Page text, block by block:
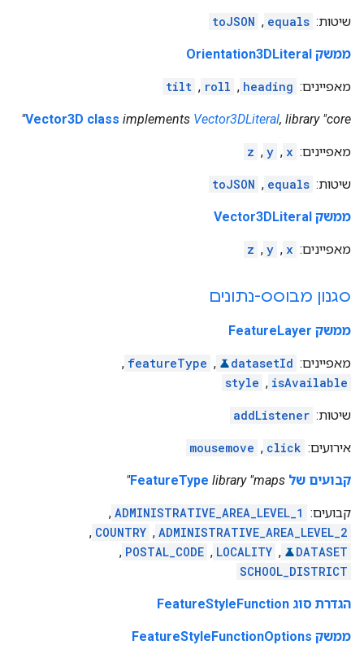
שיטות: equals
,
toJSON
ממשק Orientation3DLiteral
מאפיינים: heading
,
roll
,
tilt
Vector3D class implements Vector3DLiteral, library "core"
מאפיינים: x
,
y
,
z
שיטות: equals
,
toJSON
ממשק Vector3DLiteral
מאפיינים: x
,
y
,
z
סגנון מבוסס-נתונים
ממשק FeatureLayer
מאפיינים: datasetId
,
featureType
,
isAvailable
,
style
שיטות: addListener
אירועים: click
,
mousemove
קבועים של FeatureType library "maps"
קבועים: ADMINISTRATIVE_AREA_LEVEL_1
,
ADMINISTRATIVE_AREA_LEVEL_2
,
COUNTRY
,
DATASET
,
LOCALITY
,
POSTAL_CODE
,
SCHOOL_DISTRICT
הגדרת סוג FeatureStyleFunction
ממשק FeatureStyleFunctionOptions